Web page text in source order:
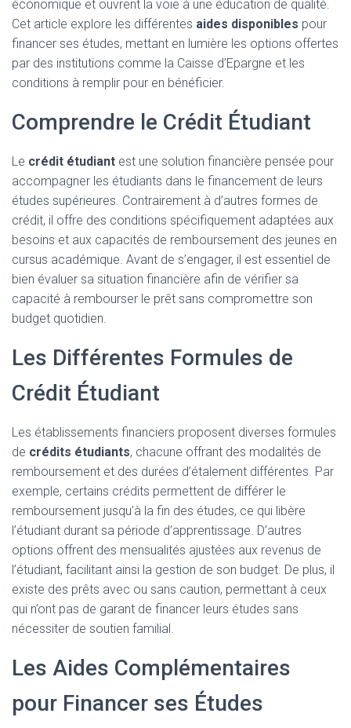
économique et ouvrent la voie à une éducation de qualité.
Cet article explore les différentes aides disponibles pour
financer ses études, mettant en lumière les options offertes
par des institutions comme la Caisse d’Epargne et les
conditions à remplir pour en bénéficier.
Comprendre le Crédit Étudiant
Le crédit étudiant est une solution financière pensée pour
accompagner les étudiants dans le financement de leurs
études supérieures. Contrairement à d’autres formes de
crédit, il offre des conditions spécifiquement adaptées aux
besoins et aux capacités de remboursement des jeunes en
cursus académique. Avant de s’engager, il est essentiel de
bien évaluer sa situation financière afin de vérifier sa
capacité à rembourser le prêt sans compromettre son
budget quotidien.
Les Différentes Formules de
Crédit Étudiant
Les établissements financiers proposent diverses formules
de crédits étudiants, chacune offrant des modalités de
remboursement et des durées d’étalement différentes. Par
exemple, certains crédits permettent de différer le
remboursement jusqu’à la fin des études, ce qui libère
l’étudiant durant sa période d’apprentissage. D’autres
options offrent des mensualités ajustées aux revenus de
l’étudiant, facilitant ainsi la gestion de son budget. De plus, il
existe des prêts avec ou sans caution, permettant à ceux
qui n’ont pas de garant de financer leurs études sans
nécessiter de soutien familial.
Les Aides Complémentaires
pour Financer ses Études